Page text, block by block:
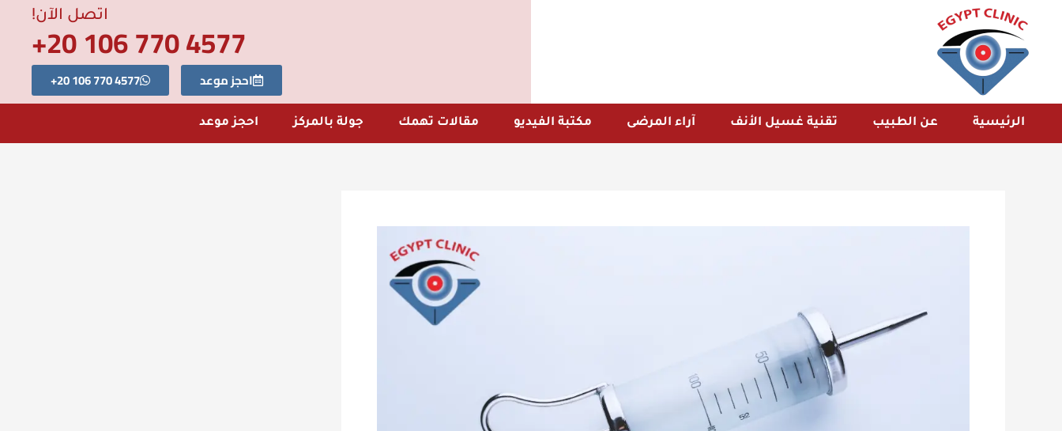
المحتوى
اتصل الآن! 4577 770 106 20+
احجز موعد 4577 770 106 20+
الرئيسية عن الطبيب تقنية غسيل الأنف آراء المرضى مكتبة الفيديو مقالات تهمك جولة بالمركز احجز موعد